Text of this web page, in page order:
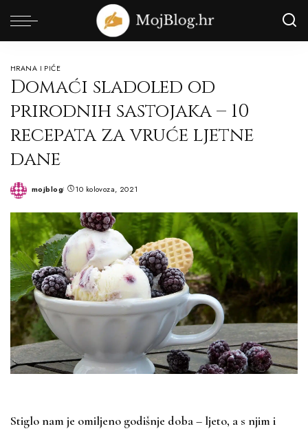
HRANA I PIĆE
Domaći sladoled od
prirodnih sastojaka – 10
recepata za vruće ljetne
dane
Posted
mojblog 10 kolovoza, 2021
Stiglo nam je omiljeno godišnje doba – ljeto, a s njim i